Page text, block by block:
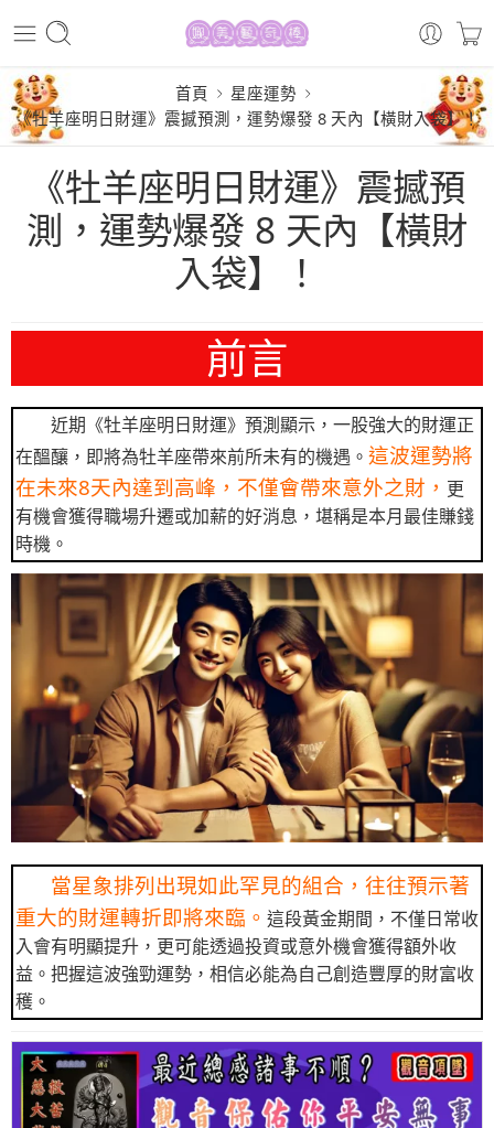
首頁
星座運勢
《牡羊座明日財運》震撼預測，運勢爆發 8 天內【橫財入袋】！
《牡羊座明日財運》震撼預
測，運勢爆發 8 天內【橫財
入袋】！
前言
近期《牡羊座明日財運》預測顯示，一股強大的財運正
在醞釀，即將為牡羊座帶來前所未有的機遇。 這波運勢將
在未來8天內達到高峰，不僅會帶來意外之財， 更
有機會獲得職場升遷或加薪的好消息，堪稱是本月最佳賺錢
時機。
當星象排列出現如此罕見的組合，往往預示著
重大的財運轉折即將來臨。 這段黃金期間，不僅日常收
入會有明顯提升，更可能透過投資或意外機會獲得額外收
益。把握這波強勁運勢，相信必能為自己創造豐厚的財富收
穫。